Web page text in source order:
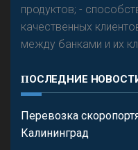
продуктов; -
качественных
между банками и их
ПОСЛЕДНИЕ
Перевозка
Калининград